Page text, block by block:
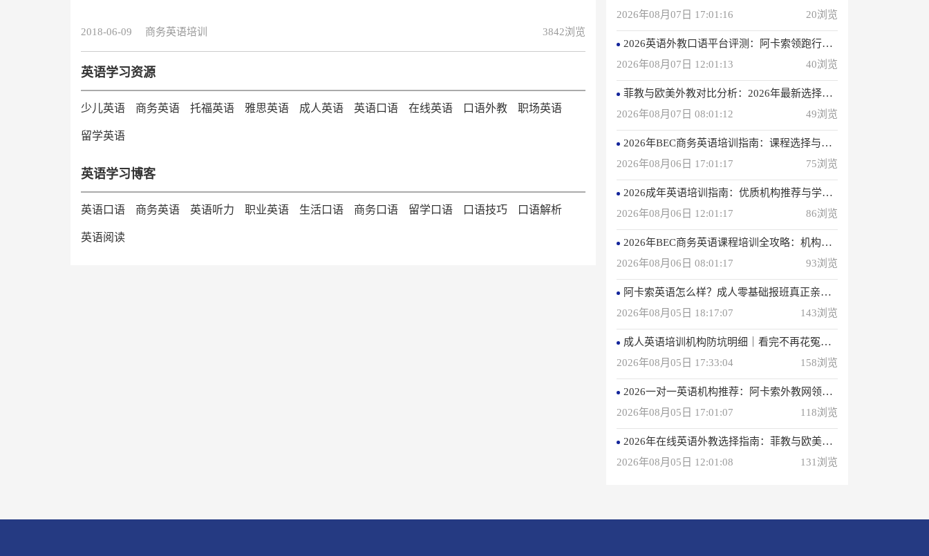
2018-06-09 商务英语培训 3842浏览
英语学习资源
少儿英语 商务英语 托福英语 雅思英语 成人英语 英语口语 在线英语 口语外教 职场英语
留学英语
英语学习博客
英语口语 商务英语 英语听力 职业英语 生活口语 商务口语 留学口语 口语技巧 口语解析
英语阅读
2026年08月07日 17:01:16
20浏览
2026英语外教口语平台评测：阿卡索领跑行业，打造高效学习体验
2026年08月07日 12:01:13
40浏览
菲教与欧美外教对比分析：2026年最新选择指南
2026年08月07日 08:01:12
49浏览
2026年BEC商务英语培训指南：课程选择与优质机构推荐
2026年08月06日 17:01:17
75浏览
2026成年英语培训指南：优质机构推荐与学习策略
2026年08月06日 12:01:17
86浏览
2026年BEC商务英语课程培训全攻略：机构选择与备考指南
2026年08月06日 08:01:17
93浏览
阿卡索英语怎么样？成人零基础报班真正亲身感受
2026年08月05日 18:17:07
143浏览
成人英语培训机构防坑明细｜看完不再花冤枉钱(真正的用户反馈)
2026年08月05日 17:33:04
158浏览
2026一对一英语机构推荐：阿卡索外教网领衔专业之选
2026年08月05日 17:01:07
118浏览
2026年在线英语外教选择指南：菲教与欧美外教深度解析
2026年08月05日 12:01:08
131浏览